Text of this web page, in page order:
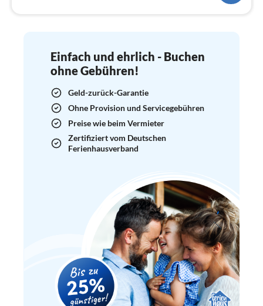
Einfach und ehrlich - Buchen
ohne Gebühren!
Geld-zurück-Garantie
Ohne Provision und Servicegebühren
Preise wie beim Vermieter
Zertifiziert vom Deutschen
Ferienhausverband